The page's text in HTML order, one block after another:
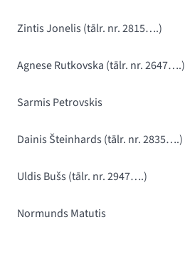
Zintis Jonelis (tālr. nr. 2815….)
Agnese Rutkovska (tālr. nr. 2647….)
Sarmis Petrovskis
Dainis Šteinhards (tālr. nr. 2835….)
Uldis Bušs (tālr. nr. 2947….)
Normunds Matutis